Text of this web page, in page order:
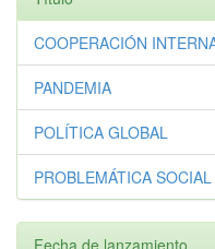
COOPERACIÓN
PANDEMIA
POLÍTICA GLOBAL
PROBLEMÁTICA SOCIAL
Fecha de lanzamiento